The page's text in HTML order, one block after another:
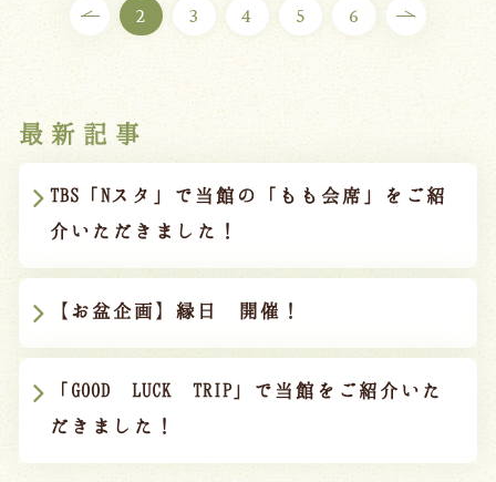
2 3 4 5 6
最新記事
TBS「Nスタ」で当館の「もも会席」をご紹
介いただきました！
【お盆企画】縁日 開催！
「GOOD LUCK TRIP」で当館をご紹介いた
だきました！